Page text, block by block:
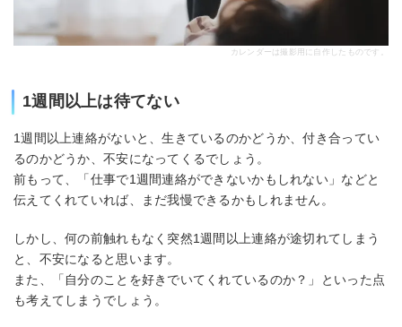
カレンダーは撮影用に自作したものです。
1週間以上は待てない
1週間以上連絡がないと、生きているのかどうか、付き合ってい
るのかどうか、不安になってくるでしょう。
前もって、「仕事で1週間連絡ができないかもしれない」などと
伝えてくれていれば、まだ我慢できるかもしれません。
しかし、何の前触れもなく突然1週間以上連絡が途切れてしまう
と、不安になると思います。
また、「自分のことを好きでいてくれているのか？」といった点
も考えてしまうでしょう。